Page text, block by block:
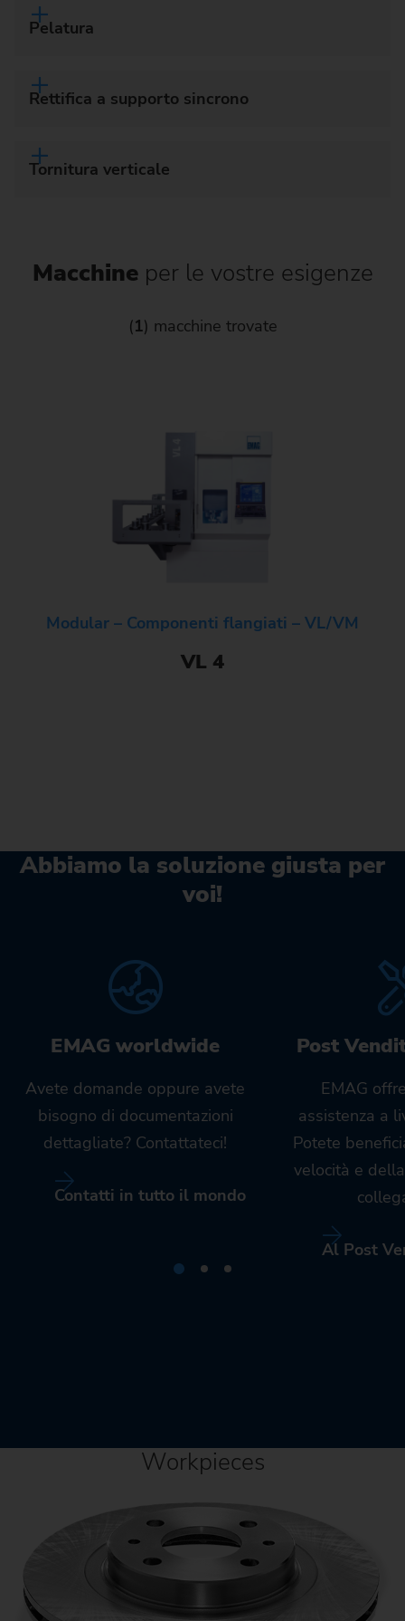
Pelatura
Rettifica a supporto sincrono
Tornitura verticale
Macchine per le vostre esigenze
(1) macchine trovate
Modular – Componenti flangiati – VL/VM
VL 4
Abbiamo la soluzione giusta per
voi!
EMAG worldwide
Avete domande oppure avete
bisogno di documentazioni
dettagliate? Contattateci!
Contatti in tutto il mondo
Post
EMAG
assistenza a
Potete
velocità e
Al Post
Workpieces